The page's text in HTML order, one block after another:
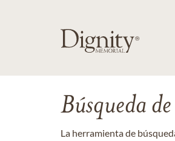
Búsqueda
La herramienta de